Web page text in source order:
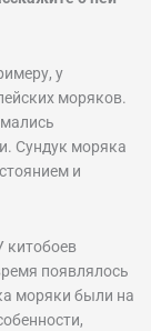
у
моряков.
Сундук моряка
и
китобоев
появлялось
моряки были на